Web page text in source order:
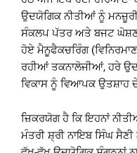
ਉਦਯੋਗਿਕ ਨੀਤੀਆਂ ਨੂੰ
ਸੰਕਲਪ ਪੱਤਰ ਅਤੇ ਬਜਟ
ਹੋਏ ਮੈਨੂਫੈਕਚਰਿੰਗ
ਰਹੀਆਂ ਤਕਨਾਲੋਜੀਆਂ, ਹਰੇ
ਵਿਕਾਸ ਨੂੰ ਵਿਆਪਕ ਉਤਸ਼ਾਹ
ਜ਼ਿਕਰਯੋਗ ਹੈ ਕਿ ਇਹਨਾਂ
ਮੰਤਰੀ ਸ਼੍ਰੀ ਨਾਇਬ ਸਿੰਘ